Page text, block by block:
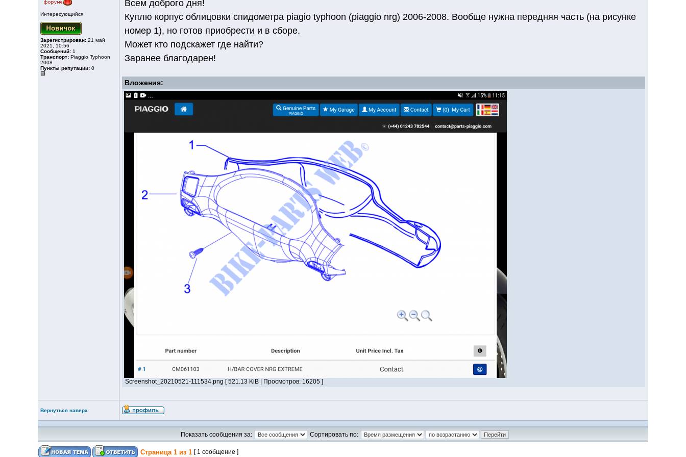
Интересующийся
Зарегистрирован: 21 май
2021, 10:56
Сообщений: 1
Транспорт: Piaggio Typhoon
2008
Пункты репутации: 0
Всем доброго дня!
Куплю корпус облицовки спидометра piagio typhoon (piaggio nrg) 2006-2008. Вообще нужна передняя часть (на рисунке
номер 1), но готов приобрести и в сборе.
Может кто подскажет где найти?
Заранее благодарен!
Вложения:
Screenshot_20210521-111534.png [ 521.13 KiB | Просмотров: 16205 ]
Вернуться наверх
Показать сообщения за: Сортировать по:
Страница 1 из 1 [ 1 сообщение ]